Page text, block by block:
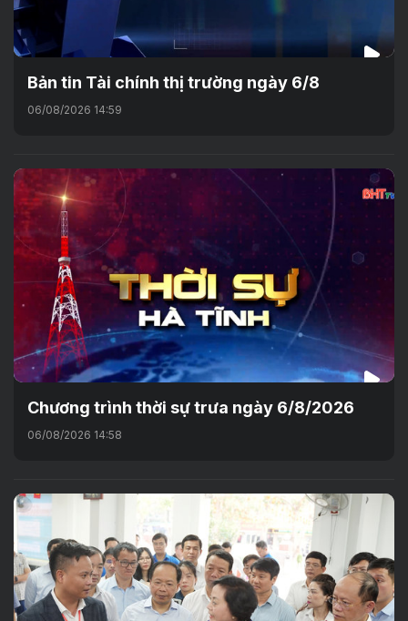
Bản tin Tài chính thị trường ngày 6/8
06/08/2026 14:59
Chương trình thời sự trưa ngày 6/8/2026
06/08/2026 14:58